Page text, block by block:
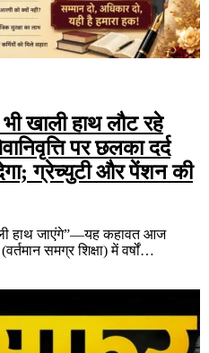
खाली हाथ लौट रहे
पर छलका दर्द
ग्रेच्युटी और पेंशन की
हाथ जाएंगे”—यह कहावत आज
समग्र शिक्षा) में वर्षों…